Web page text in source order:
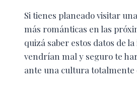
Si tienes planeado visitar
más románticas en las
quizá saber estos datos de
vendrían mal y seguro te
ante una cultura totalmente